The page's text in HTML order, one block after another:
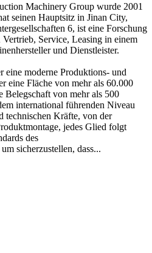
Machinery Group wurde 2001
seinen Hauptsitz in Jinan City,
6, ist eine Forschung
Service, Leasing in einem
und Dienstleister.
eine moderne Produktions- und
eine Fläche von mehr als 60.000
Belegschaft von mehr als 500
international führenden Niveau
technischen Kräfte, von der
jedes Glied folgt
des
sicherzustellen, dass...